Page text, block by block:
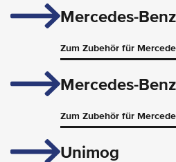
Mercedes-
Zum Zubehör für
Mercedes-
Zum Zubehör für
Unimog